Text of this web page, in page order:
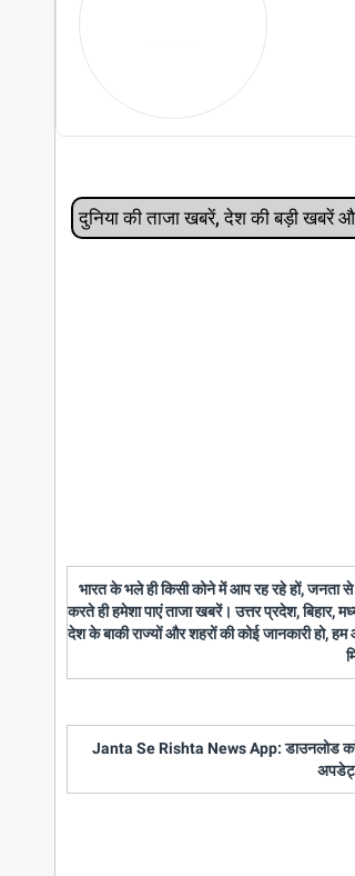
दुनिया की ताजा खबरें, देश की बड़ी
भारत के भले ही किसी कोने में आप रह रहे हों, जनता
करते ही हमेशा पाएं ताजा खबरें। उत्तर प्रदेश, बिहार,
देश के बाकी राज्यों और शहरों की कोई जानकारी हो,
Janta Se Rishta News App: डाउनलोड करें